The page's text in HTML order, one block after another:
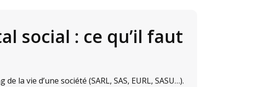
social : ce qu’il faut
la vie d’une société (SARL, SAS, EURL, SASU…).